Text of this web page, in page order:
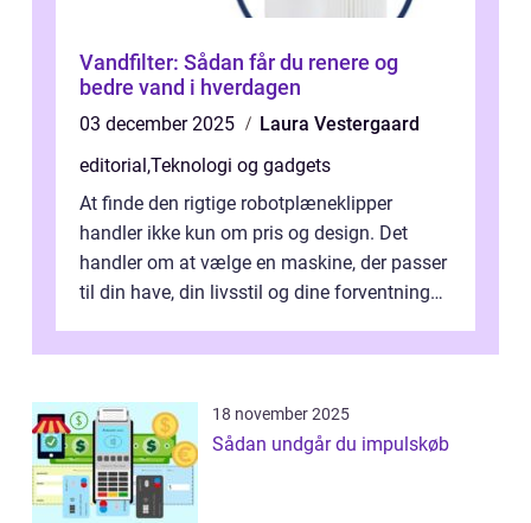
Vandfilter: Sådan får du renere og
bedre vand i hverdagen
03 december 2025
Laura Vestergaard
editorial ,Teknologi og gadgets
At finde den rigtige robotplæneklipper
handler ikke kun om pris og design. Det
handler om at vælge en maskine, der passer
til din have, din livsstil og dine forventninger.
18 november 2025
Sådan undgår du impulskøb